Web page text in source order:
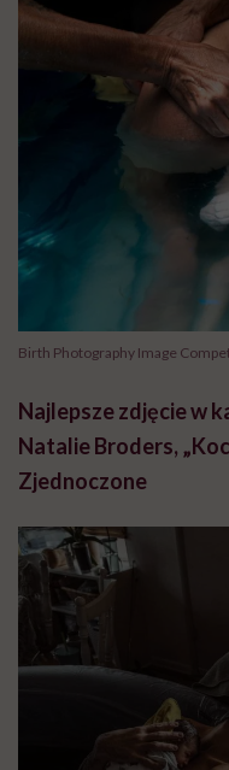
Birth Photography Image
Najlepsze zdjęcie w
Natalie Broders,
Zjednoczone